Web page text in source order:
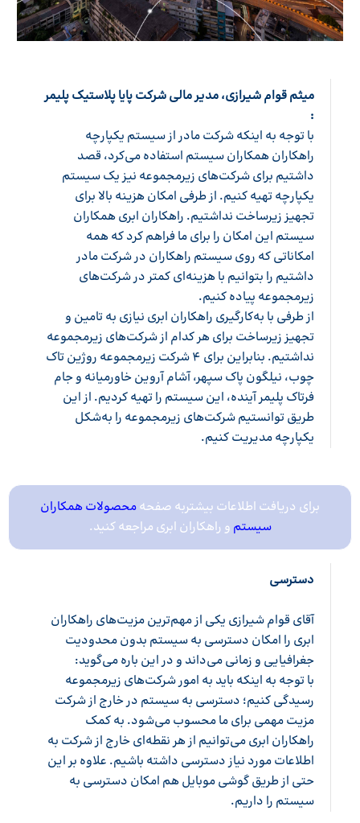
میثم قوام شیرازی، مدیر مالی شرکت پایا پلاستیک پلیمر
:
با توجه به اینکه شرکت مادر از سیستم یکپارچه
راهکاران همکاران سیستم استفاده می‌کرد، قصد
داشتیم برای شرکت‌های زیرمجموعه نیز یک سیستم
یکپارچه تهیه کنیم. از طرفی امکان هزینه بالا برای
تجهیز زیرساخت نداشتیم. راهکاران ابری همکاران
سیستم این امکان را برای ما فراهم ‌کرد که همه
امکاناتی که روی سیستم راهکاران در شرکت مادر
داشتیم را بتوانیم با هزینه‌ای کمتر در شرکت‌های
زیرمجموعه پیاده کنیم.
از طرفی با به‌کارگیری راهکاران ابری نیازی به تامین و
تجهیز زیرساخت برای هر کدام از شرکت‌های زیرمجموعه
نداشتیم. بنابراین برای 4 شرکت زیرمجموعه روژین تاک
چوب، نیلگون پاک سپهر، آشام آروین خاورمیانه و جام
فرتاک پلیمر آینده، این سیستم را تهیه کردیم. از این
طریق توانستیم شرکت‌های زیرمجموعه را به‌شکل
یکپارچه مدیریت کنیم.
برای دریافت اطلاعات بیشتربه صفحهمحصولات همکاران
سیستم و راهکاران ابری مراجعه کنید.
دسترسی
آقای قوام شیرازی یکی از مهم‌ترین مزیت‌های راهکاران
ابری را امکان دسترسی به سیستم بدون محدودیت
جغرافیایی و زمانی می‌داند و در این باره می‌گوید:
با توجه به اینکه باید به امور شرکت‌های زیرمجموعه
رسیدگی کنیم؛ دسترسی به سیستم در خارج از شرکت
مزیت مهمی برای ما محسوب می‌شود. به کمک
راهکاران ابری می‌توانیم از هر نقطه‌ای خارج از شرکت به
اطلاعات مورد نیاز دسترسی داشته باشیم. علاوه بر این
حتی از طریق گوشی موبایل هم امکان دسترسی به
سیستم را داریم.